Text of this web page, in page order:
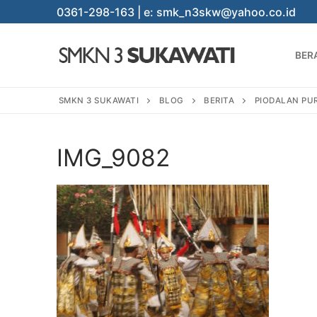
ke
0361-298-163 | e: smk_n3skw@yahoo.co.id
BERANDA
PROGRAM
SMKN 3 SUKAWATI BLOG BERITA PIODALAN
IMG_9082